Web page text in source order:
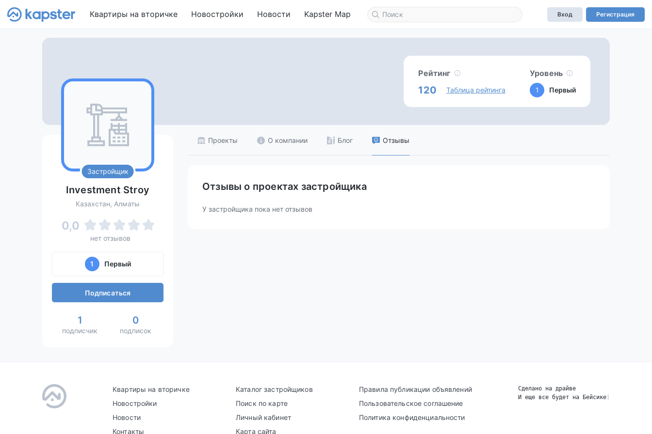
Квартиры на вторичке Новостройки Новости Kapster Map Вход Регистрация
Рейтинг
120 Таблица рейтинга
Уровень
1 Первый
Застройщик
Investment Stroy
Казахстан, Алматы
0,0
нет отзывов
1 Первый
Подписаться
1
подписчик
0
подписок
Проекты О компании Блог Отзывы
Отзывы о проектах застройщика
У застройщика пока нет отзывов
Квартиры на вторичке
Новостройки
Новости
Контакты
Каталог застройщиков
Поиск по карте
Личный кабинет
Карта сайта
Правила публикации объявлений
Пользовательское соглашение
Политика конфиденциальности
Сделано на драйве
И еще все будет на Бейсике